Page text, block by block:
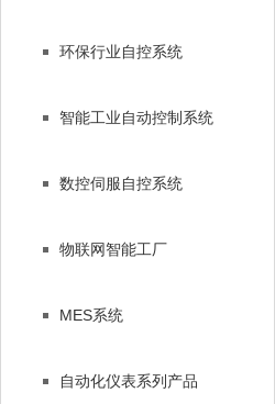
环保行业自控系统
智能工业自动控制系统
数控伺服自控系统
物联网智能工厂
MES系统
自动化仪表系列产品